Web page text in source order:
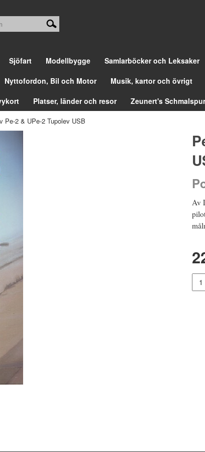
Sjöfart Modellbygge Samlarböcker och Leksaker
Nyttofordon, Bil och Motor Musik, kartor och övrigt
Platser, länder och resor Zeunert's
Pe-2 & UPe-2 Tupolev USB
Av